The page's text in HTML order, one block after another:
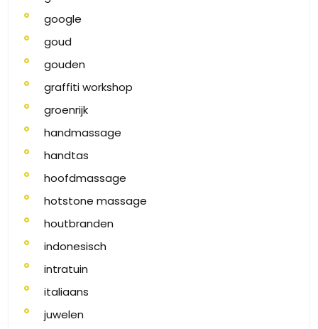
google
goud
gouden
graffiti workshop
groenrijk
handmassage
handtas
hoofdmassage
hotstone massage
houtbranden
indonesisch
intratuin
italiaans
juwelen